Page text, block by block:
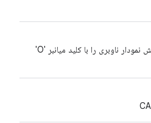
اکنون نمی توانید جهت پیش نمایش نمودار ناوبری را با کلید میانبر 'O'